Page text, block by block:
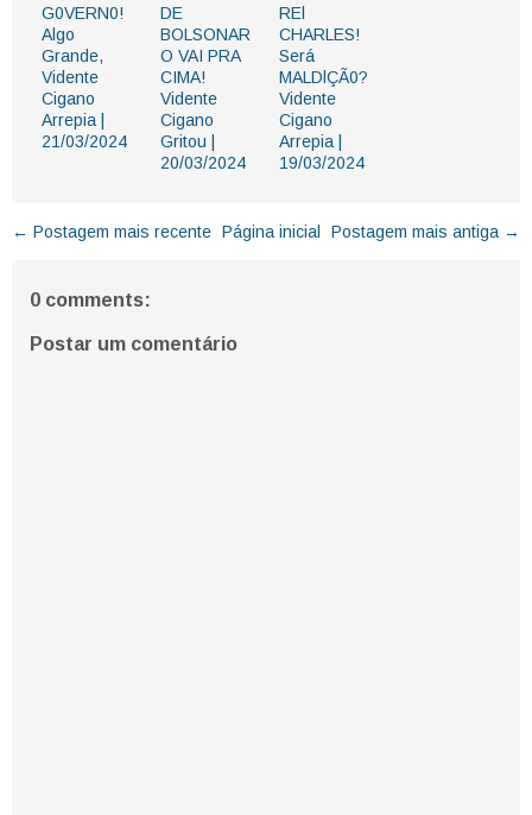
G0VERN0!
Algo
Grande,
Vidente
Cigano
Arrepia |
21/03/2024
DE
BOLSONAR
O VAI PRA
CIMA!
Vidente
Cigano
Gritou |
20/03/2024
REl
CHARLES!
Será
MALDlÇÃ0?
Vidente
Cigano
Arrepia |
19/03/2024
← Postagem mais recente Postagem mais antiga →
Página inicial
0 comments:
Postar um comentário